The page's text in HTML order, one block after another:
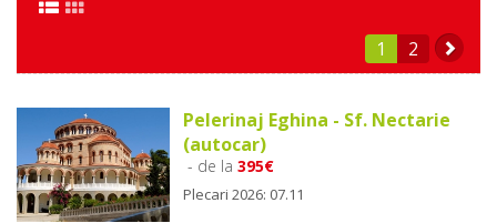
1 2
Pelerinaj Eghina - Sf. Nectarie
(autocar)
- de la395€
Plecari 2026: 07.11